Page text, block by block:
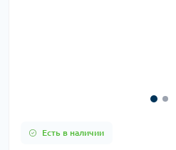
Есть в наличии